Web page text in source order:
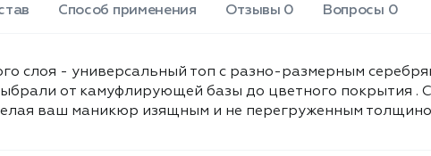
Способ применения Отзывы 0 Вопросы 0
слоя - универсальный топ с разно-размерным
от камуфлирующей базы до цветного покрытия .
ваш маникюр изящным и не перегруженным